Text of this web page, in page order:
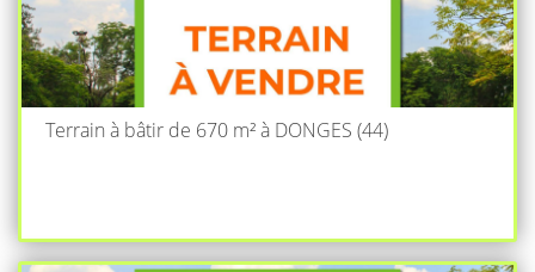
Terrain à bâtir de 670 m² à DONGES (44)